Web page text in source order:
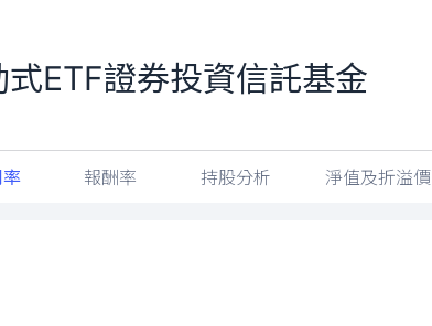
ETF證券投資信託基金
報酬率 持股分析 淨值及折溢價